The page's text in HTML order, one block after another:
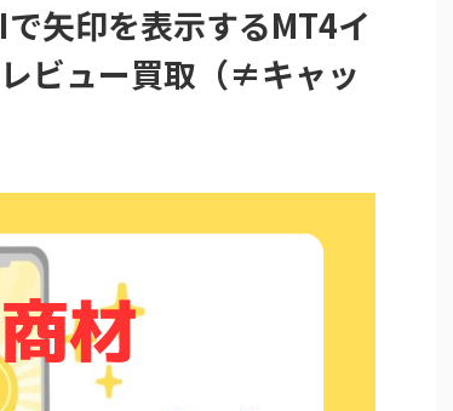
矢印を表示するMT4イ
ビュー買取（≠キャッ